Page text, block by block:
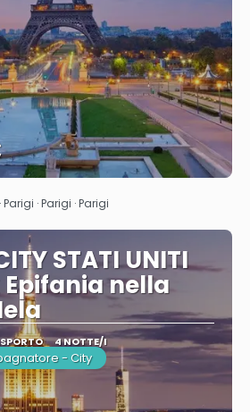
Vedere
Parigi · Parigi · Parigi
STATI UNITI
Epifania nella
4 NOTTE/I
- City